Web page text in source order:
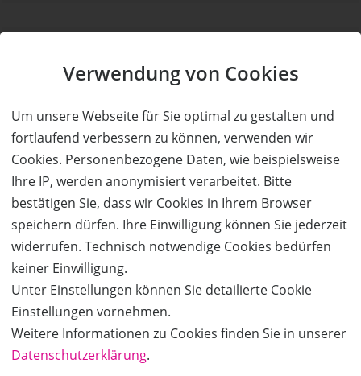
Verwendung von Cookies
Um unsere Webseite für Sie optimal zu gestalten und
fortlaufend verbessern zu können, verwenden wir
Cookies. Personenbezogene Daten, wie beispielsweise
Ihre IP, werden anonymisiert verarbeitet. Bitte
bestätigen Sie, dass wir Cookies in Ihrem Browser
speichern dürfen. Ihre Einwilligung können Sie jederzeit
widerrufen. Technisch notwendige Cookies bedürfen
keiner Einwilligung.
Unter Einstellungen können Sie detailierte Cookie
Einstellungen vornehmen.
Weitere Informationen zu Cookies finden Sie in unserer
Datenschutzerklärung.
Kauf ohne Kundenkonto
tätigen. Nach Abschluss des Kaufvorgangs haben Sie die
Möglichkeit, Ihre Daten in einem Kundenkonto speichern zu
lassen.
BESTELLUNG FORTSETZEN
Kauf über bestehendes Kundenkonto
Wenn Sie bereits ein Kundenkonto haben, können Sie sich
nachfolgend einloggen. Die Daten, die zur Bestellung nötig sind,
werden dann automatisch aus Ihrem Kundenkonto